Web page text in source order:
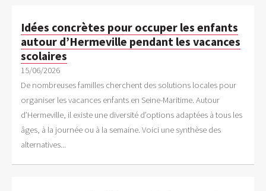
Idées concrètes pour occuper les enfants
autour d’Hermeville pendant les vacances
scolaires
15/06/2026
De nombreuses familles cherchent des solutions locales pour
organiser les vacances enfants en Seine-Maritime. Autour
d’Hermeville, il existe une diversité d’options adaptées à tous les
âges, à la journée ou à la semaine. Voici une synthèse des
alternatives...